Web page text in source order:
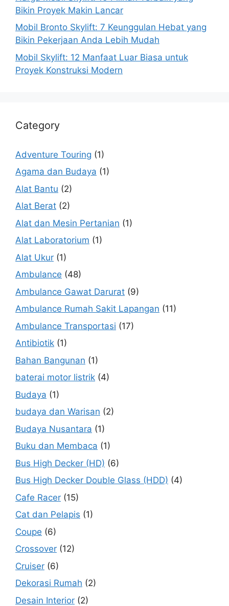
Bikin Proyek Makin Lancar
Mobil Bronto Skylift: 7 Keunggulan Hebat yang
Bikin Pekerjaan Anda Lebih Mudah
Mobil Skylift: 12 Manfaat Luar Biasa untuk
Proyek Konstruksi Modern
Category
Adventure Touring (1)
Agama dan Budaya (1)
Alat Bantu (2)
Alat Berat (2)
Alat dan Mesin Pertanian (1)
Alat Laboratorium (1)
Alat Ukur (1)
Ambulance (48)
Ambulance Gawat Darurat (9)
Ambulance Rumah Sakit Lapangan (11)
Ambulance Transportasi (17)
Antibiotik (1)
Bahan Bangunan (1)
baterai motor listrik (4)
Budaya (1)
budaya dan Warisan (2)
Budaya Nusantara (1)
Buku dan Membaca (1)
Bus High Decker (HD) (6)
Bus High Decker Double Glass (HDD) (4)
Cafe Racer (15)
Cat dan Pelapis (1)
Coupe (6)
Crossover (12)
Cruiser (6)
Dekorasi Rumah (2)
Desain Interior (2)